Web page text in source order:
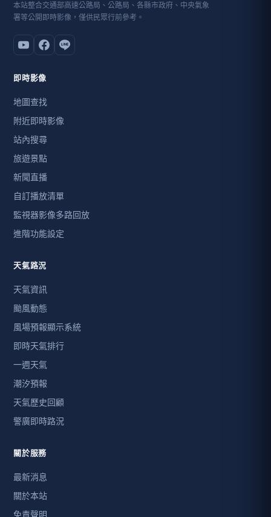
本站整合交通部高速公路局、公路局、各縣市政府、中央氣象
署等公開即時影像，僅供民眾行前參考。
即時影像
地圖查找
附近即時影像
站內搜尋
旅遊景點
新聞直播
自訂播放清單
監視器影像多路回放
進階功能設定
天氣路況
天氣資訊
颱風動態
風場預報顯示系統
即時天氣排行
一週天氣
潮汐預報
天氣歷史回顧
警廣即時路況
關於服務
最新消息
關於本站
免責聲明